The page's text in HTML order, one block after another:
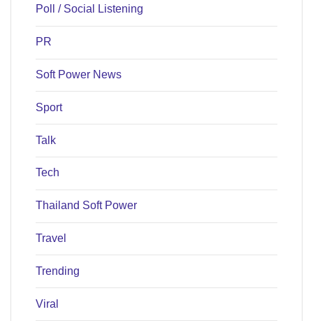
Poll / Social Listening
PR
Soft Power News
Sport
Talk
Tech
Thailand Soft Power
Travel
Trending
Viral